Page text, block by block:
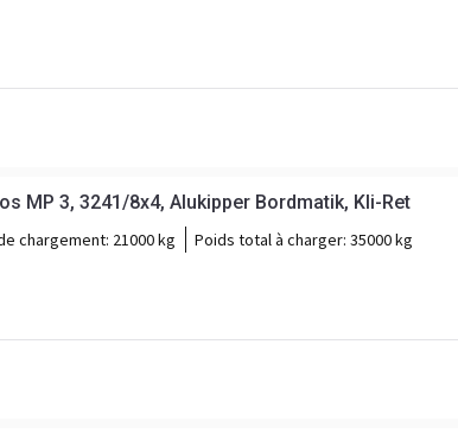
Mercedes-Benz Actros MP 3, 3241/8x4, Actros MP 3, 3241/8x4, Alukipper Bordmatik, Kli-Ret
chargement: 21000 kg Poids total à charger: 35000 kg